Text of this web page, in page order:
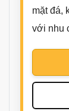
mặt đá,
với nhu